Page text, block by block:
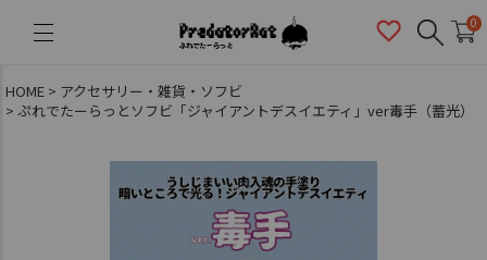
0
HOME
アクセサリー・雑貨・ソフビ
ぷれでたーらっとソフビ「ジャイアントデスイエティ」ver毒手（蓄光）